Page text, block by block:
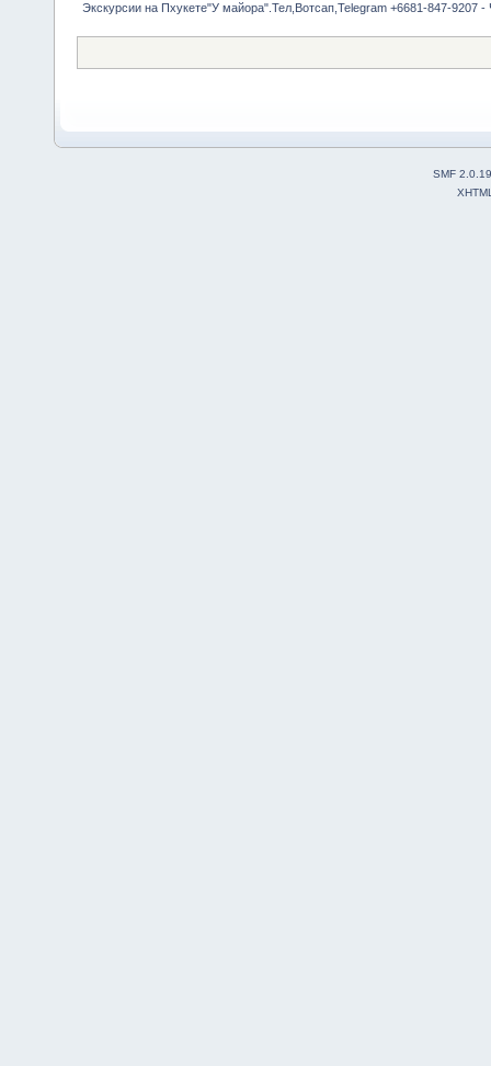
Экскурсии на Пхукете"У майора".Тел,Вотсап,Telegram +6681-847-9207 -
SMF 2.0.19